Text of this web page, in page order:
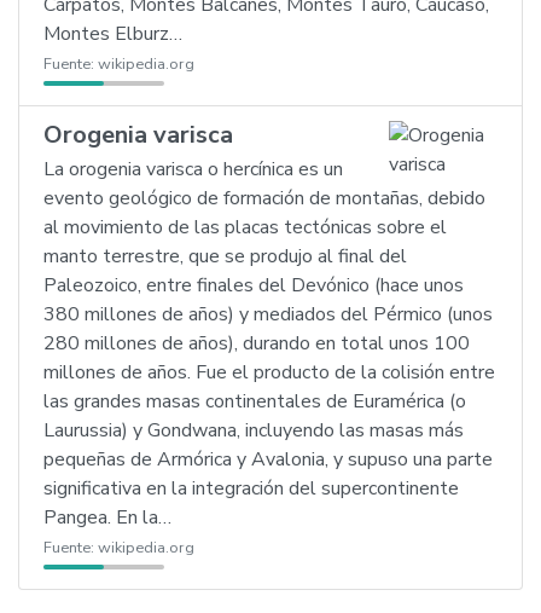
Montes Elburz…
Fuente: wikipedia.org
Orogenia varisca
La orogenia varisca o hercínica es un
evento geológico de formación de montañas, debido
al movimiento de las placas tectónicas sobre el
manto terrestre, que se produjo al final del
Paleozoico, entre finales del Devónico (hace unos
380 millones de años) y mediados del Pérmico (unos
280 millones de años), durando en total unos 100
millones de años. Fue el producto de la colisión entre
las grandes masas continentales de Euramérica (o
Laurussia) y Gondwana, incluyendo las masas más
pequeñas de Armórica y Avalonia, y supuso una parte
significativa en la integración del supercontinente
Pangea. En la…
Fuente: wikipedia.org